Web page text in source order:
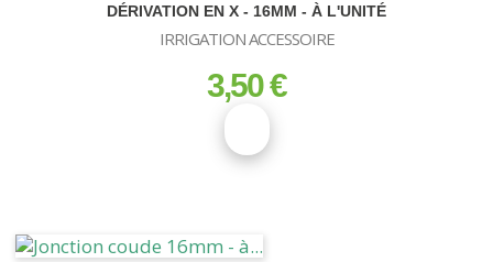
DÉRIVATION EN X - 16MM - À L'UNITÉ
IRRIGATION ACCESSOIRE
prix
3,50 €